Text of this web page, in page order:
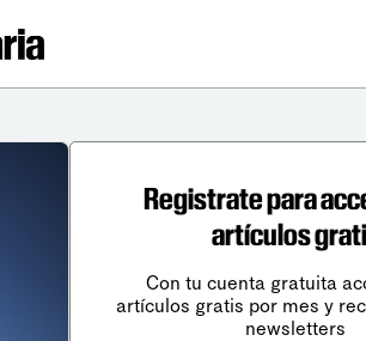
Registrate para
artículos
Con tu cuenta gratuita
artículos gratis por mes y
newsletters